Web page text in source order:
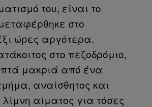
του, είναι το
στο
ώρες αργότερα.
στο πεζοδρόμιο,
μακριά από ένα
αναίσθητος και
αίματος για τόσες